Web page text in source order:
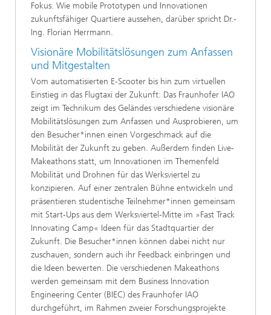
Fokus. Wie mobile Prototypen und Innovationen
zukunftsfähiger Quartiere aussehen, darüber spricht Dr.-
Ing. Florian Herrmann.
Visionäre Mobilitätslösungen zum Anfassen
und Mitgestalten
Vom automatisierten E-Scooter bis hin zum virtuellen
Einstieg in das Flugtaxi der Zukunft: Das Fraunhofer IAO
zeigt im Technikum des Geländes verschiedene visionäre
Mobilitätslösungen zum Anfassen und Ausprobieren, um
den Besucher*innen einen Vorgeschmack auf die
Mobilität der Zukunft zu geben. Außerdem finden Live-
Makeathons statt, um Innovationen im Themenfeld
Mobilität und Drohnen für das Werksviertel zu
konzipieren. Auf einer zentralen Bühne entwickeln und
präsentieren studentische Teilnehmer*innen gemeinsam
mit Start-Ups aus dem Werksviertel-Mitte im »Fast Track
Innovating Camp« Ideen für das Stadtquartier der
Zukunft. Die Besucher*innen können dabei nicht nur
zuschauen, sondern auch ihr Feedback einbringen und
die Ideen bewerten. Die verschiedenen Makeathons
werden gemeinsam mit dem Business Innovation
Engineering Center (BIEC) des Fraunhofer IAO
durchgeführt, im Rahmen zweier Forschungsprojekte